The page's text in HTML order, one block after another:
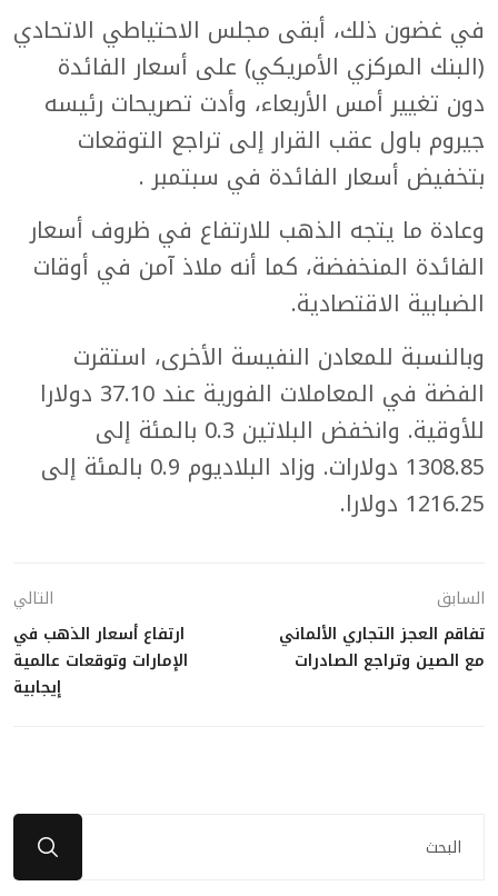
في غضون ذلك، أبقى مجلس الاحتياطي الاتحادي
(البنك المركزي الأمريكي) على أسعار الفائدة
دون تغيير أمس الأربعاء، وأدت تصريحات رئيسه
جيروم باول عقب القرار إلى تراجع التوقعات
بتخفيض أسعار الفائدة في سبتمبر .
وعادة ما يتجه الذهب للارتفاع في ظروف أسعار
الفائدة المنخفضة، كما أنه ملاذ آمن في أوقات
الضبابية الاقتصادية.
وبالنسبة للمعادن النفيسة الأخرى، استقرت
الفضة في المعاملات الفورية عند 37.10 دولارا
للأوقية. وانخفض البلاتين 0.3 بالمئة إلى
1308.85 دولارات. وزاد البلاديوم 0.9 بالمئة إلى
1216.25 دولارا.
السابق
تفاقم العجز التجاري الألماني
مع الصين وتراجع الصادرات
التالي
ارتفاع أسعار الذهب في
الإمارات وتوقعات عالمية
إيجابية